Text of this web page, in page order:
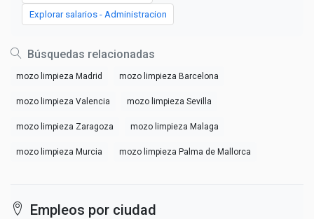
Explorar salarios - Administracion
Búsquedas relacionadas
mozo limpieza Madrid mozo limpieza Barcelona
mozo limpieza Valencia mozo limpieza Sevilla
mozo limpieza Zaragoza mozo limpieza Malaga
mozo limpieza Murcia mozo limpieza Palma de Mallorca
Empleos por ciudad